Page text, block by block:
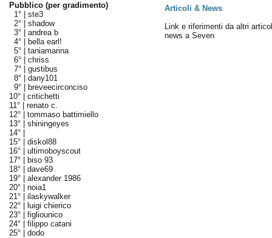
Pubblico (per gradimento)
1° | ste3
2° | shadow
3° | andrea b
4° |
bella earl!
5° | taniamarina
6° | chriss
7° | gustibus
8° | dany101
9° |
breveecirconciso
10° | critichetti
11° | renato c.
12° | tommaso battimiello
13° | shiningeyes
14° |
15° | diskol88
16° | ultimoboyscout
17° |
biso 93
18° | dave69
19° | alexander 1986
20° | noia1
21° | ilaskywalker
22° |
luigi chierico
23° | figliounico
24° | filippo catani
25° | dodo
Articoli & News
Link e riferimenti da altri
news a Seven